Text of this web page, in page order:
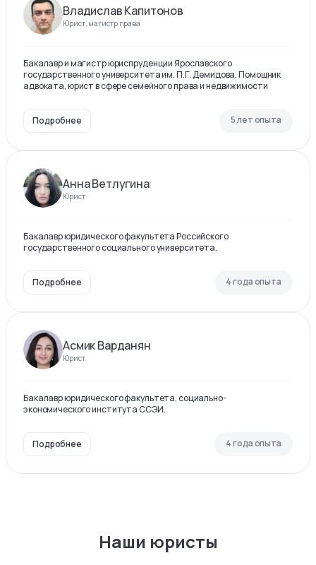
Владислав Капитонов
Юрист, магистр права
Бакалавр и магистр юриспруденции Ярославского
государственного университета им. П.Г. Демидова. Помощник
адвоката, юрист в сфере семейного права и недвижимости
Подробнее 5 лет опыта
Анна Ветлугина
Юрист
Бакалавр юридического факультета Российского
государственного социального университета.
Подробнее 4 года опыта
Асмик Варданян
Юрист
Бакалавр юридического факультета, социально-
экономического института ССЭИ.
Подробнее 4 года опыта
Наши юристы